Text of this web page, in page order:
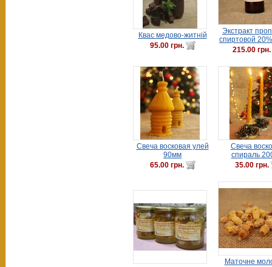
Квас медово-житній
95.00 грн.
Экстракт
спиртовой
215.00 грн.
Свеча восковая улей
90мм
65.00 грн.
Свеча
спираль
35.00 грн.
Маточне